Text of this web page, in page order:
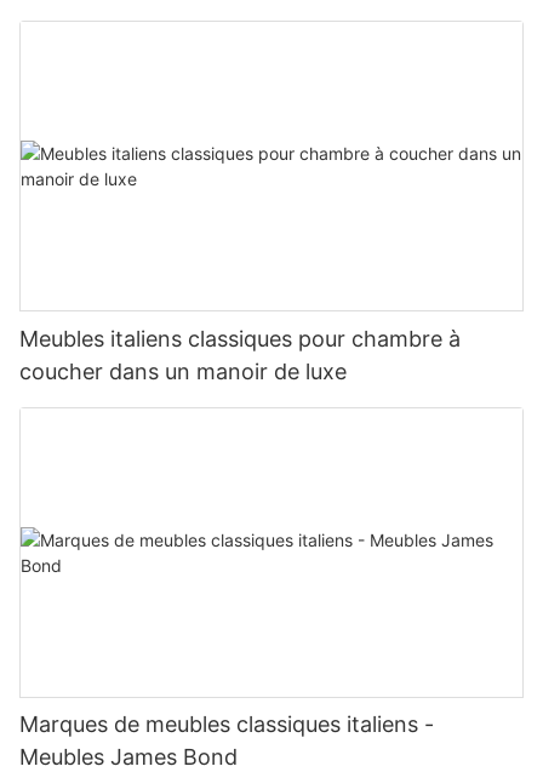
Meubles italiens classiques pour chambre à
coucher dans un manoir de luxe
Marques de meubles classiques italiens -
Meubles James Bond